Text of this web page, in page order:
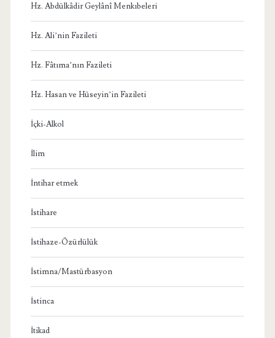
Hz. Abdülkâdir Geylânî Menkıbeleri
Hz. Ali’nin Fazileti
Hz. Fâtıma’nın Fazileti
Hz. Hasan ve Hüseyin’in Fazileti
İçki-Alkol
İlim
İntihar etmek
İstihare
İstihaze-Özürlülük
İstimna/Mastürbasyon
İstinca
İtikad